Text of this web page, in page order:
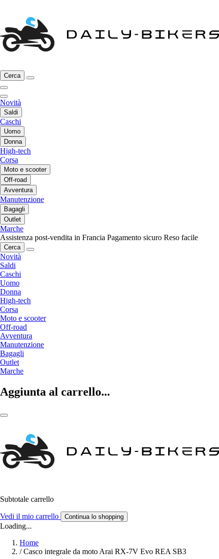
Cerca
Novità
Saldi
Caschi
Uomo
Donna
High-tech
Corsa
Moto e scooter
Off-road
Avventura
Manutenzione
Bagagli
Outlet
Marche
Assistenza post-vendita in Francia Pagamento sicuro Reso facile
Cerca
Novità
Saldi
Caschi
Uomo
Donna
High-tech
Corsa
Moto e scooter
Off-road
Avventura
Manutenzione
Bagagli
Outlet
Marche
Aggiunta al carrello...
Subtotale carrello
Vedi il mio carrello Continua lo shopping
Loading...
Home
/ Casco integrale da moto Arai RX-7V Evo REA SB3